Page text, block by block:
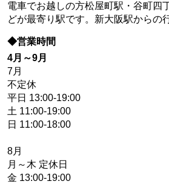
電車でお越しの方松屋町駅・谷町四
どが最寄り駅です。新大阪駅からの
◆営業時間
4月～9月
7月
不定休
平日 13:00-19:00
土 11:00-19:00
日 11:00-18:00
8月
月～木 定休日
金 13:00-19:00